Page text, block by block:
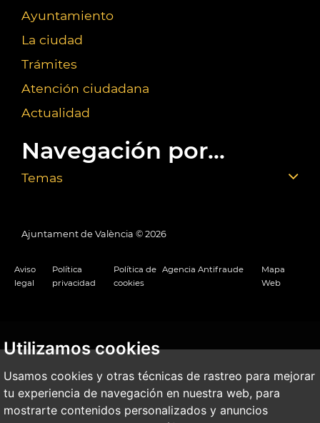
Utilizamos cookies
Usamos cookies y otras técnicas de rastreo para mejorar
tu experiencia de navegación en nuestra web, para
mostrarte contenidos personalizados y anuncios
Ayuntamiento
La ciudad
Trámites
Atención ciudadana
Actualidad
Navegación por...
Temas
Ajuntament de València © 2026
Aviso
legal
Política
privacidad
Política de
cookies
Agencia Antifraude
Mapa
Web